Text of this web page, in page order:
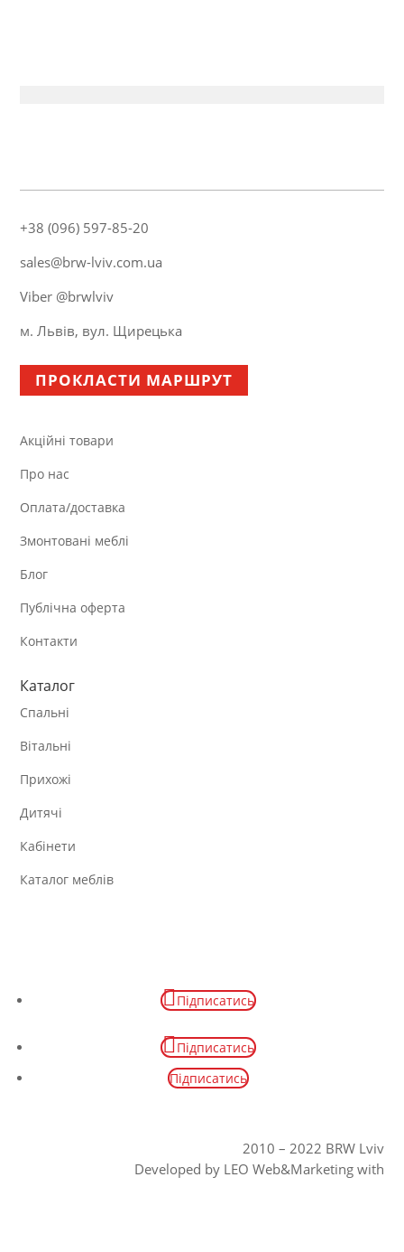
+38 (096) 597-85-20
sales@brw-lviv.com.ua
Viber @brwlviv
м. Львів, вул. Щирецька
ПРОКЛАСТИ МАРШРУТ
Акційні товари
Про нас
Оплата/доставка
Змонтовані меблі
Блог
Публічна оферта
Контакти
Каталог
Спальні
Вітальні
Прихожі
Дитячі
Кабінети
Каталог меблів
Підписатись
Підписатись
Підписатись
2010 – 2022 BRW Lviv
Developed by LEO Web&Marketingwith